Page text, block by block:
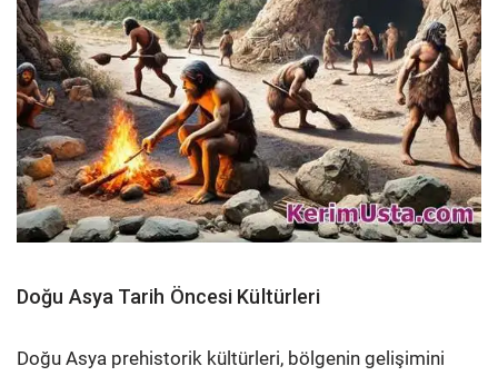
Doğu Asya Tarih Öncesi Kültürleri
Doğu Asya prehistorik kültürleri, bölgenin gelişimini